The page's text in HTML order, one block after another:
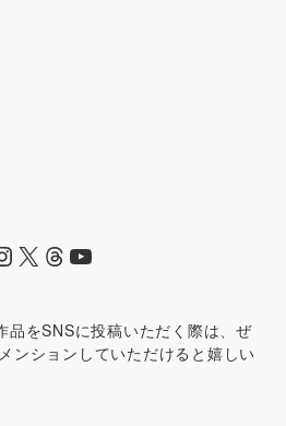
品をSNSに投稿いただく際は、ぜ
ンションしていただけると嬉しい